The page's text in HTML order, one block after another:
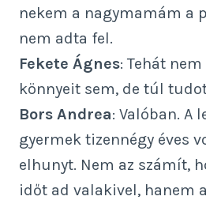
nekem a nagymamám a
nem adta fel.
Fekete Ágnes: Tehát
könnyeit sem, de túl
Bors Andrea: Valóban. A
gyermek tizennégy éves
elhunyt. Nem az számít,
időt ad valakivel, hanem